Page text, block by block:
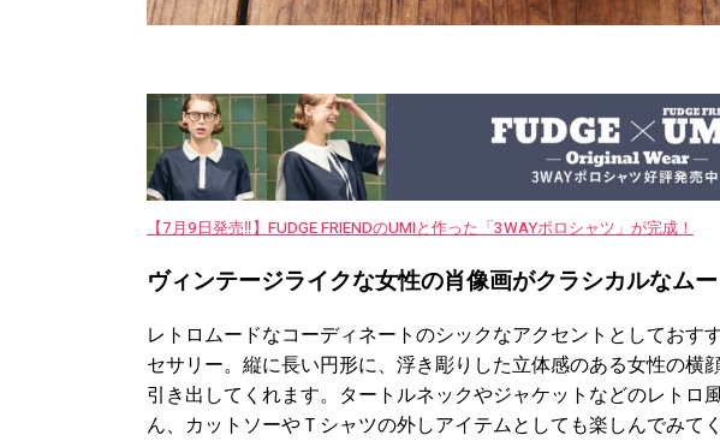
【7月9日発売‼︎】FUDGE FRIENDのUMIと作った「3WAYポロシャツ」が完成！
ヴィンテージライクな女性の肖像画がクラシカルなム
レトロムードなコーディネートのシックなアクセントとしておす
セサリー。縦に長い円形に、浮き彫りした立体感のある女性の横
引き出してくれます。タートルネックやジャケットなどのレトロ
ん、カットソーやＴシャツの外しアイテムとしても楽しんでみてく